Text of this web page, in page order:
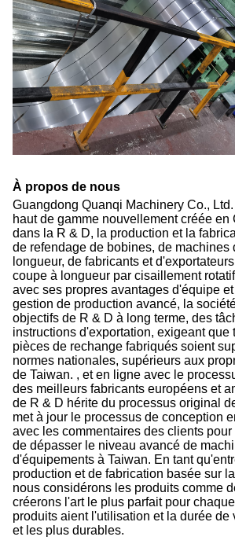
À propos de nous
Guangdong Quanqi Machinery Co.,
haut de gamme nouvellement créée
dans la R & D, la production et la
de refendage de bobines, de machines
longueur, de fabricants et
coupe à longueur par cisaillement
avec ses propres avantages d'équipe
gestion de production avancé, la
objectifs de R & D à long terme, des
instructions d'exportation, exigeant que
pièces de rechange fabriqués soient
normes nationales, supérieurs aux
de Taiwan. , et en ligne avec le
des meilleurs fabricants européens et
de R & D hérite du processus original
met à jour le processus de conception
avec les commentaires des clients
de dépasser le niveau avancé de
d'équipements à Taiwan. En tant
production et de fabrication basée sur
nous considérons les produits comme
créerons l'art le plus parfait pour
produits aient l'utilisation et la durée de
et les plus durables.